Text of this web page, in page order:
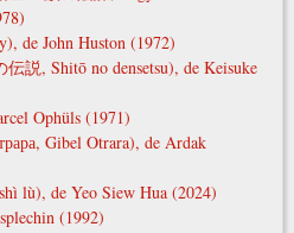
de John Huston (1972)
説, Shitō no densetsu), de Keisuke
Ophüls (1971)
Gibel Otrara), de Ardak
lù), de Yeo Siew Hua (2024)
(1992)